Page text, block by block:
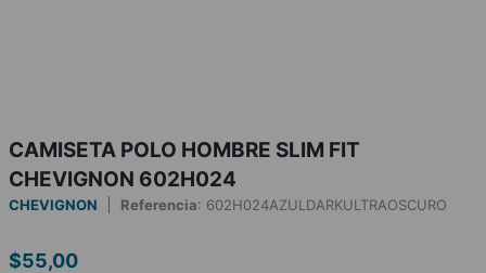
CAMISETA POLO HOMBRE SLIM FIT
CHEVIGNON 602H024
CHEVIGNON Referencia: 602H024AZULDARKULTRAOSCURO
$55,00